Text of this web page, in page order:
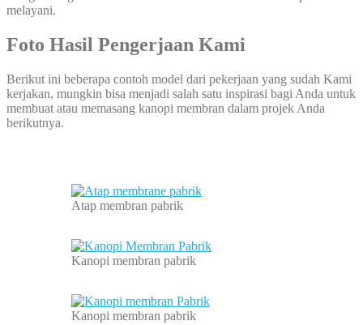
melayani.
Foto Hasil Pengerjaan Kami
Berikut ini beberapa contoh model dari pekerjaan yang sudah Kami
kerjakan, mungkin bisa menjadi salah satu inspirasi bagi Anda untuk
membuat atau memasang kanopi membran dalam projek Anda
berikutnya.
Atap membran pabrik
Kanopi membran pabrik
Kanopi membran pabrik